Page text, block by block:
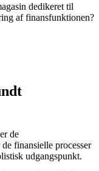
dedikeret til
af finansfunktionen?
de
finansielle processer
udgangspunkt.